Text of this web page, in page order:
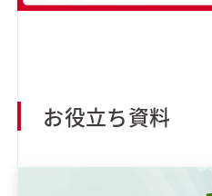
お役立ち資料